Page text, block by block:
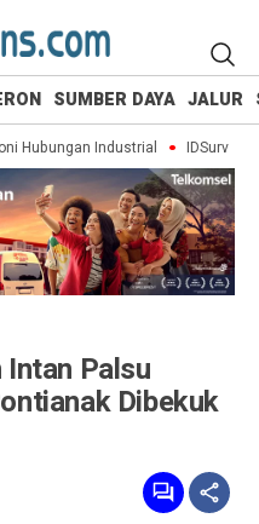
SUMBER DAYA JALUR
Industrial IDSurvey
Intan Palsu
Dibekuk